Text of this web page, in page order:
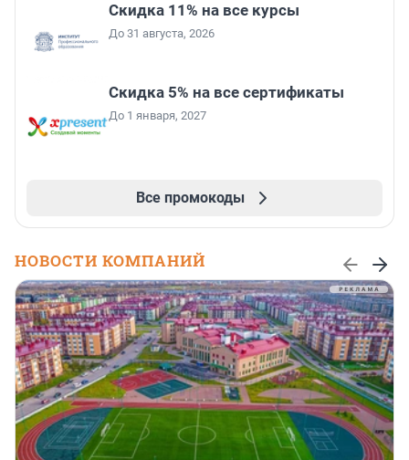
Скидка 11% на все курсы
До 31 августа, 2026
Скидка 5% на все сертификаты
До 1 января, 2027
Все промокоды
НОВОСТИ КОМПАНИЙ